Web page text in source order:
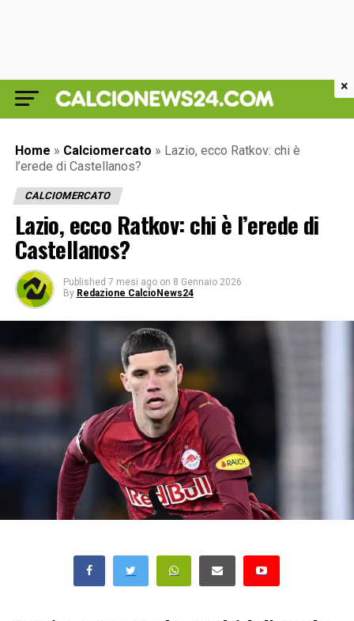
Home » Calciomercato » Lazio, ecco Ratkov: chi è
l’erede di Castellanos?
CALCIOMERCATO
Lazio, ecco Ratkov: chi è l’erede di
Castellanos?
Published 7 mesi ago on 8 Gennaio 2026
By Redazione CalcioNews24
×